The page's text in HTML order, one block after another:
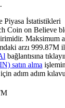
kullanan
Piyasa İstatistikleri
Coin on Believe
Maksimum
arzı 999.87M
bağlantısına
satın alma
adım adım